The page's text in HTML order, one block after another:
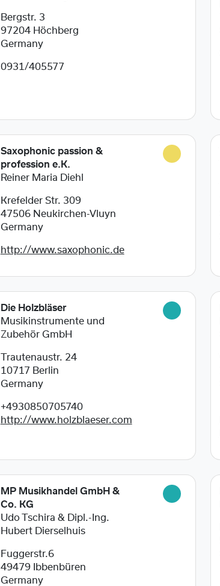
Bergstr. 3
97204 Höchberg
Germany
0931/405577
Saxophonic passion &
profession e.K.
Reiner Maria Diehl
Krefelder Str. 309
47506 Neukirchen-Vluyn
Germany
http://www.saxophonic.de
Die Holzbläser
Musikinstrumente und
Zubehör GmbH
Trautenaustr. 24
10717 Berlin
Germany
+4930850705740
http://www.holzblaeser.com
MP Musikhandel GmbH &
Co. KG
Udo Tschira & Dipl.-Ing.
Hubert Dierselhuis
Fuggerstr.6
49479
Ibbenbüren
Germany